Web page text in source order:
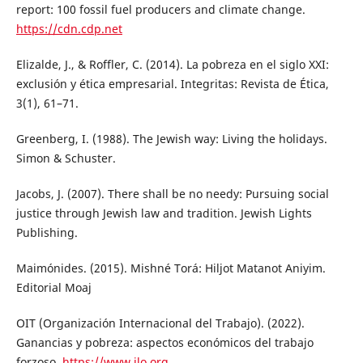
report: 100 fossil fuel producers and climate change.
https://cdn.cdp.net
Elizalde, J., & Roffler, C. (2014). La pobreza en el siglo XXI:
exclusión y ética empresarial. Integritas: Revista de Ética,
3(1), 61–71.
Greenberg, I. (1988). The Jewish way: Living the holidays.
Simon & Schuster.
Jacobs, J. (2007). There shall be no needy: Pursuing social
justice through Jewish law and tradition. Jewish Lights
Publishing.
Maimónides. (2015). Mishné Torá: Hiljot Matanot Aniyim.
Editorial Moaj
OIT (Organización Internacional del Trabajo). (2022).
Ganancias y pobreza: aspectos económicos del trabajo